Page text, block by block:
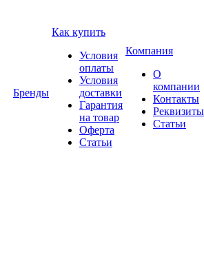
Бренды
Как купить
Условия
оплаты
Условия
доставки
Гарантия
на товар
Оферта
Статьи
Компания
О
компании
Контакты
Реквизиты
Статьи